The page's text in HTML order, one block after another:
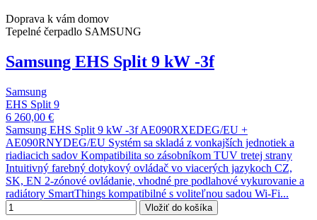
Doprava k vám domov
Tepelné čerpadlo SAMSUNG
Samsung EHS Split 9 kW -3f
Samsung
EHS Split 9
6 260,00 €
Samsung EHS Split 9 kW -3f AE090RXEDEG/EU +
AE090RNYDEG/EU Systém sa skladá z vonkajších jednotiek a
riadiacich sadov Kompatibilita so zásobníkom TUV tretej strany
Intuitivný farebný dotykový ovládač vo viacerých jazykoch CZ,
SK, EN 2-zónové ovládanie, vhodné pre podlahové vykurovanie a
radiátory SmartThings kompatibilné s voliteľnou sadou Wi-Fi...
Vložiť do košíka